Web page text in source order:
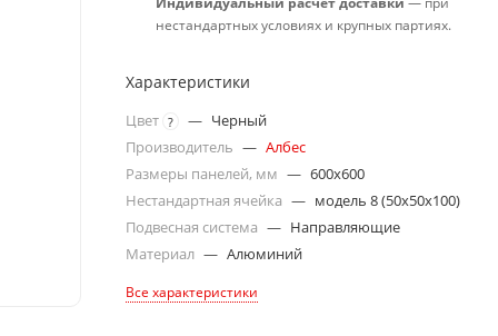
нестандартных условиях и крупных партиях.
Характеристики
Цвет ? — Черный
Производитель — Албес
Размеры панелей, мм — 600x600
Нестандартная ячейка — модель 8 (50х50х100)
Подвесная система — Направляющие
Материал — Алюминий
Все характеристики